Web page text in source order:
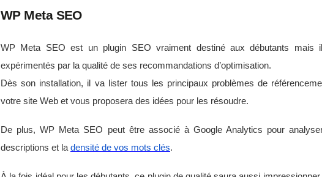
WP Meta SEO
WP Meta SEO est un plugin SEO vraiment destiné aux débutants mais
expérimentés par la qualité de ses recommandations d’optimisation.
Dès son installation, il va lister tous les principaux problèmes de
votre site Web et vous proposera des idées pour les résoudre.
De plus, WP Meta SEO peut être associé à Google Analytics pour
descriptions et la densité de vos mots clés.